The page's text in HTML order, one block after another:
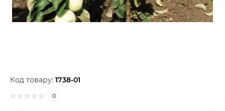
Код товару: 1738-01
0